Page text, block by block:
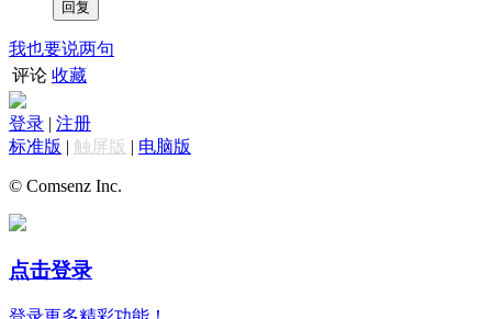
我也要说两句
评论 收藏
登录 | 注册
标准版 | 触屏版 | 电脑版
© Comsenz Inc.
点击登录